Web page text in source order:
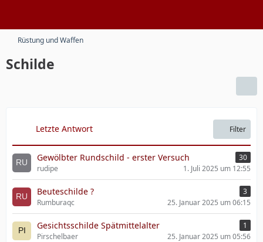
Rüstung und Waffen
Schilde
Letzte Antwort Filter
Gewölbter Rundschild - erster Versuch
30
rudipe
1. Juli 2025 um 12:55
Beuteschilde ?
3
Rumburaqc
25. Januar 2025 um 06:15
Gesichtsschilde Spätmittelalter
1
Pirschelbaer
25. Januar 2025 um 05:56